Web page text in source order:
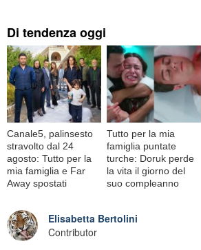
Di tendenza oggi
Canale5, palinsesto
stravolto dal 24
agosto: Tutto per la
mia famiglia e Far
Away spostati
Tutto per la mia
famiglia puntate
turche: Doruk perde
la vita il giorno del
suo compleanno
Elisabetta Bertolini
Contributor